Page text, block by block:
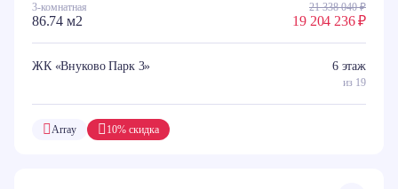
3-комнатная
86.74 м2
21 338 040 ₽
19 204 236 ₽
ЖК «Внуково Парк 3» 6 этаж
из 19
10% скидка
Array